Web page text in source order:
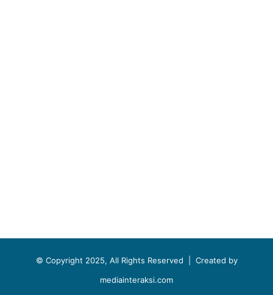
© Copyright 2025, All Rights Reserved | Created by
mediainteraksi.com